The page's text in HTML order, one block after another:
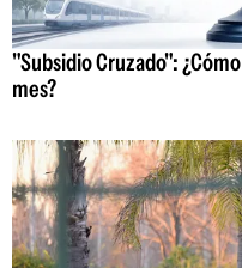
"Subsidio Cruzado":
mes?